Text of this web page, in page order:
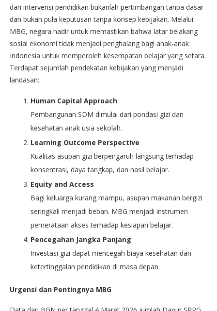
dari intervensi pendidikan bukanlah pertimbangan tanpa dasar
dan bukan pula keputusan tanpa konsep kebijakan. Melalui
MBG, negara hadir untuk memastikan bahwa latar belakang
sosial ekonomi tidak menjadi penghalang bagi anak-anak
Indonesia untuk memperoleh kesempatan belajar yang setara.
Terdapat sejumlah pendekatan kebijakan yang menjadi
landasan:
Human Capital Approach
Pembangunan SDM dimulai dari pondasi gizi dan
kesehatan anak usia sekolah.
Learning Outcome Perspective
Kualitas asupan gizi berpengaruh langsung terhadap
konsentrasi, daya tangkap, dan hasil belajar.
Equity and Access
Bagi keluarga kurang mampu, asupan makanan bergizi
seringkali menjadi beban. MBG menjadi instrumen
pemerataan akses terhadap kesiapan belajar.
Pencegahan Jangka Panjang
Investasi gizi dapat mencegah biaya kesehatan dan
ketertinggalan pendidikan di masa depan.
Urgensi dan Pentingnya MBG